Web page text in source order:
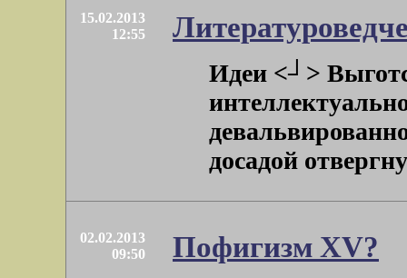
15.02.2013
12:55
Идеи <┘>
досадой
02.02.2013
09:50
Пофигизм XV?